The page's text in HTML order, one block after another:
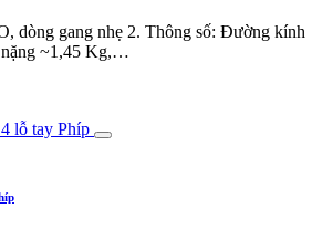
dòng gang nhẹ 2. Thông số: Đường kính
nặng ~1,45 Kg,…